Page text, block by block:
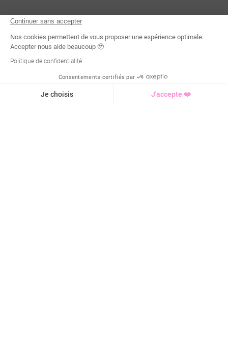
Continuer sans accepter
Nos cookies permettent de vous proposer une expérience optimale.
Accepter nous aide beaucoup 🥹
Politique de confidentialité
Consentements certifiés par
Je choisis J'accepte ❤️